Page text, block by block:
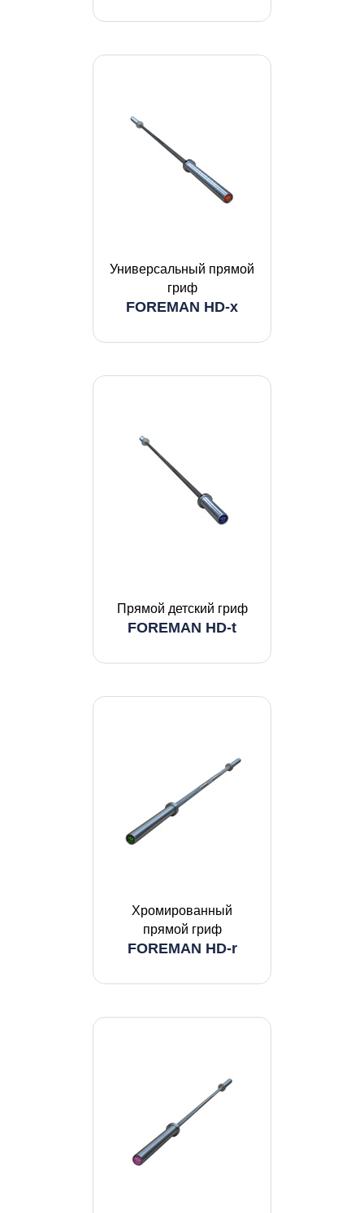
Универсальный прямой
гриф
FOREMAN HD-x
Прямой детский гриф
FOREMAN HD-t
Хромированный
прямой гриф
FOREMAN HD-r